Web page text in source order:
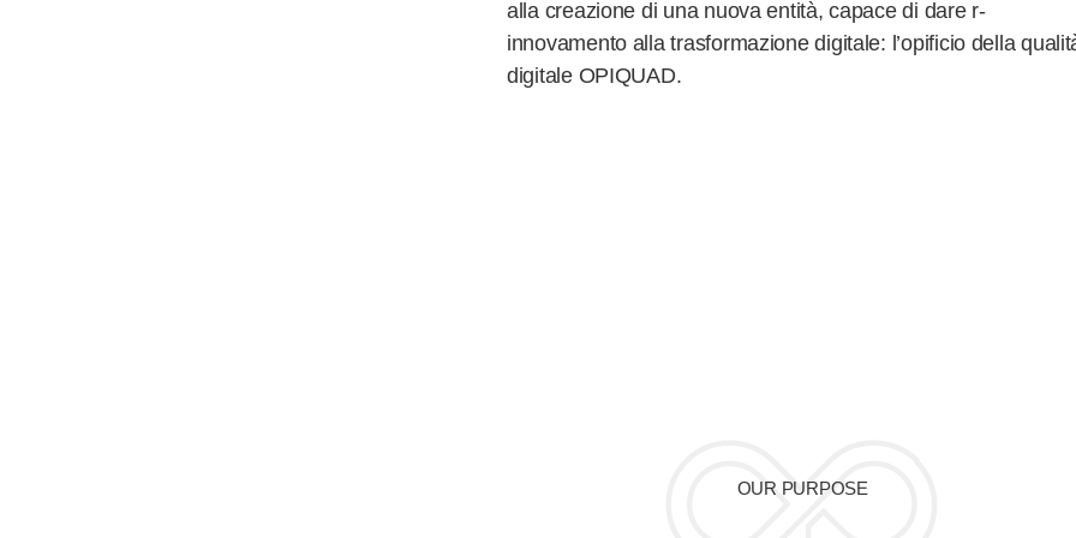
alla creazione di una nuova entità, capace di dare r-
innovamento alla trasformazione digitale: l’opificio della
digitale OPIQUAD.
OUR PURPOSE